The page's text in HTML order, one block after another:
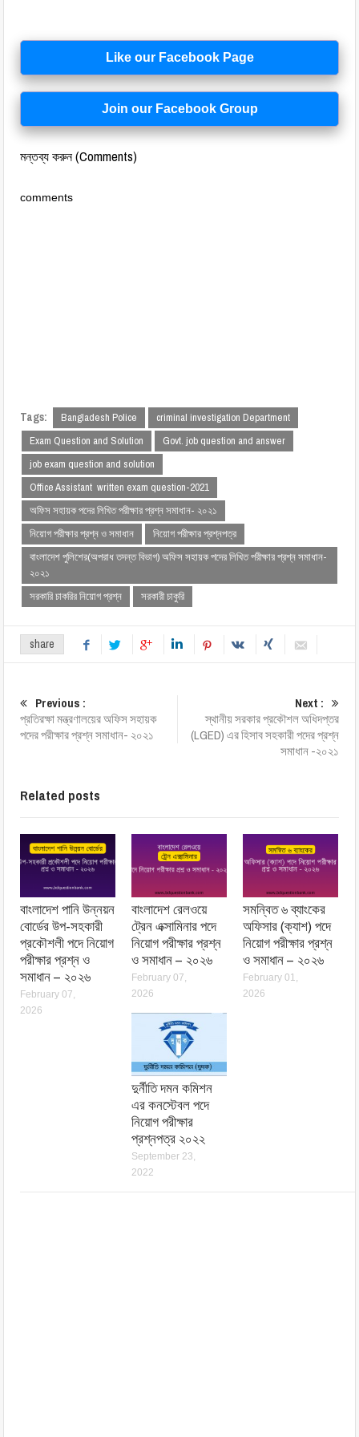
Like our Facebook Page
Join our Facebook Group
মন্তব্য করুন (Comments)
comments
Tags: Bangladesh Police
criminal investigation Department
Exam Question and Solution
Govt. job question and answer
job exam question and solution
Office Assistant written exam question-2021
অফিস সহায়ক পদের লিখিত পরীক্ষার প্রশ্ন সমাধান- ২০২১
নিয়োগ পরীক্ষার প্রশ্ন ও সমাধান
নিয়োগ পরীক্ষার প্রশ্নপত্র
বাংলাদেশ পুলিশের(অপরাধ তদন্ত বিভাগ) অফিস সহায়ক পদের লিখিত পরীক্ষার প্রশ্ন সমাধান-
২০২১
সরকারি চাকরির নিয়োগ প্রশ্ন
সরকারী চাকুরি
share
Previous :
প্রতিরক্ষা মন্ত্রণালয়ের অফিস সহায়ক
পদের পরীক্ষার প্রশ্ন সমাধান- ২০২১
Next :
স্থানীয় সরকার প্রকৌশল অধিদপ্তর
(LGED) এর হিসাব সহকারী পদের প্রশ্ন
সমাধান -২০২১
Related posts
বাংলাদেশ পানি উন্নয়ন
বোর্ডের উপ-সহকারী
প্রকৌশলী পদে নিয়োগ
পরীক্ষার প্রশ্ন ও
সমাধান – ২০২৬
February 07,
2026
বাংলাদেশ রেলওয়ে
ট্রেন এক্সামিনার পদে
নিয়োগ পরীক্ষার প্রশ্ন
ও সমাধান – ২০২৬
February 07,
2026
সমন্বিত ৬ ব্যাংকের
অফিসার (ক্যাশ) পদে
নিয়োগ পরীক্ষার প্রশ্ন
ও সমাধান – ২০২৬
February 01,
2026
দুর্নীতি দমন কমিশন
এর কনস্টেবল পদে
নিয়োগ পরীক্ষার
প্রশ্নপত্র ২০২২
September 23,
2022